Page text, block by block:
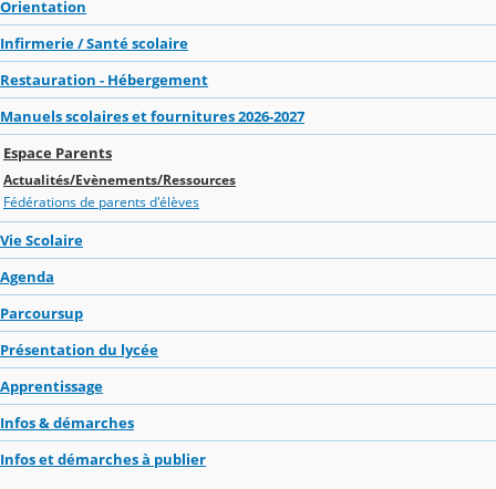
Orientation
Infirmerie / Santé scolaire
Restauration - Hébergement
Manuels scolaires et fournitures 2026-2027
Espace Parents
Actualités/Evènements/Ressources
Fédérations de parents d'élèves
Vie Scolaire
Agenda
Parcoursup
Présentation du lycée
Apprentissage
Infos & démarches
Infos et démarches à publier